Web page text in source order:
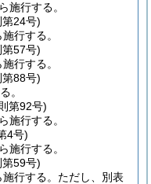
施行する。
第24号)
行する。
第57号)
行する。
第88号)
。
第92号)
施行する。
4号)
施行する。
第59号)
行する。 ただし、別表